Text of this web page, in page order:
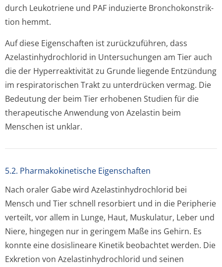
durch Leukotriene und PAF induzierte Bronchokonstrik­
tion hemmt.
Auf diese Eigenschaften ist zurückzuführen, dass
Azelastinhydrochlo­rid in Untersuchungen am Tier auch
die der Hyperreaktivität zu Grunde liegende Entzündung
im respiratorischen Trakt zu unterdrücken vermag. Die
Bedeutung der beim Tier erhobenen Studien für die
therapeutische Anwendung von Azelastin beim
Menschen ist unklar.
5.2. Pharmakokinetische Eigenschaften
Nach oraler Gabe wird Azelastinhydrochlo­rid bei
Mensch und Tier schnell resorbiert und in die Peripherie
verteilt, vor allem in Lunge, Haut, Muskulatur, Leber und
Niere, hingegen nur in geringem Maße ins Gehirn. Es
konnte eine dosislineare Kinetik beobachtet werden. Die
Exkretion von Azelastinhydrochlo­rid und seinen